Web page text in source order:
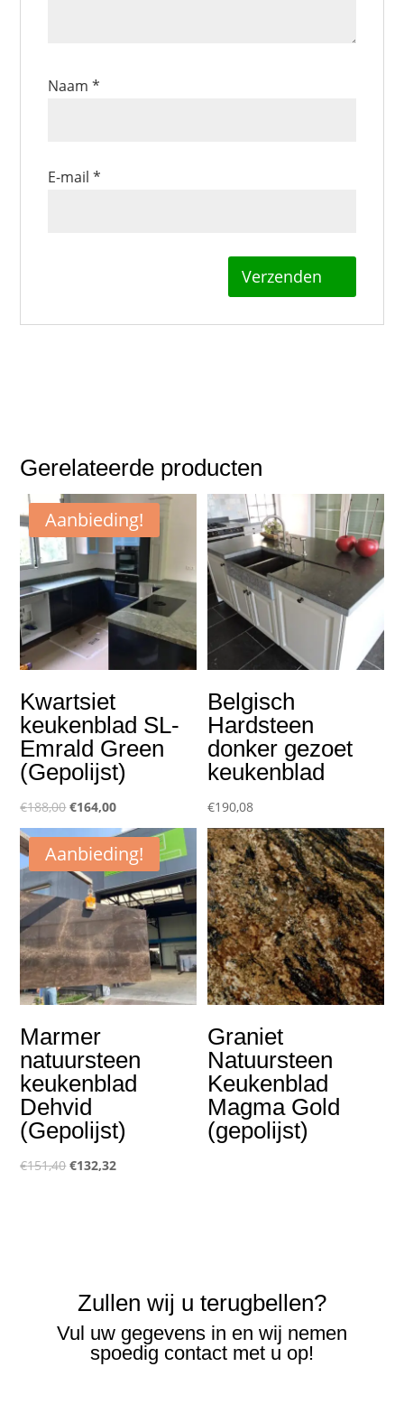
Naam*
E-mail*
Gerelateerde producten
Aanbieding!
Kwartsiet
keukenblad SL-
Emrald Green
(Gepolijst)
€188,00Oorspronkelijke
prijs
was:
€188,00.
€164,00Huidige
prijs
is:
€164,00.
Belgisch
Hardsteen
donker gezoet
keukenblad
€190,08
Aanbieding!
Marmer
natuursteen
keukenblad
Dehvid
(Gepolijst)
€151,40Oorspronkelijke
€132,32Huidige
Graniet
Natuursteen
Keukenblad
Magma Gold
(gepolijst)
Zullen wij u terugbellen?
Vul uw gegevens in en wij nemen
spoedig contact met u op!